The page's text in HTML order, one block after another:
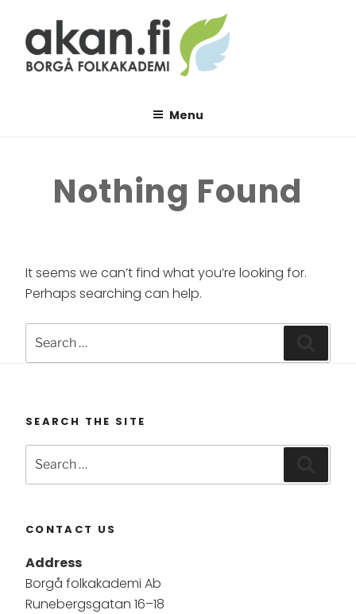
content
Menu
Nothing Found
It seems we can’t find what you’re looking for.
Perhaps searching can help.
for:
SEARCH THE SITE
for:
CONTACT US
Address
Borgå folkakademi Ab
Runebergsgatan 16–18